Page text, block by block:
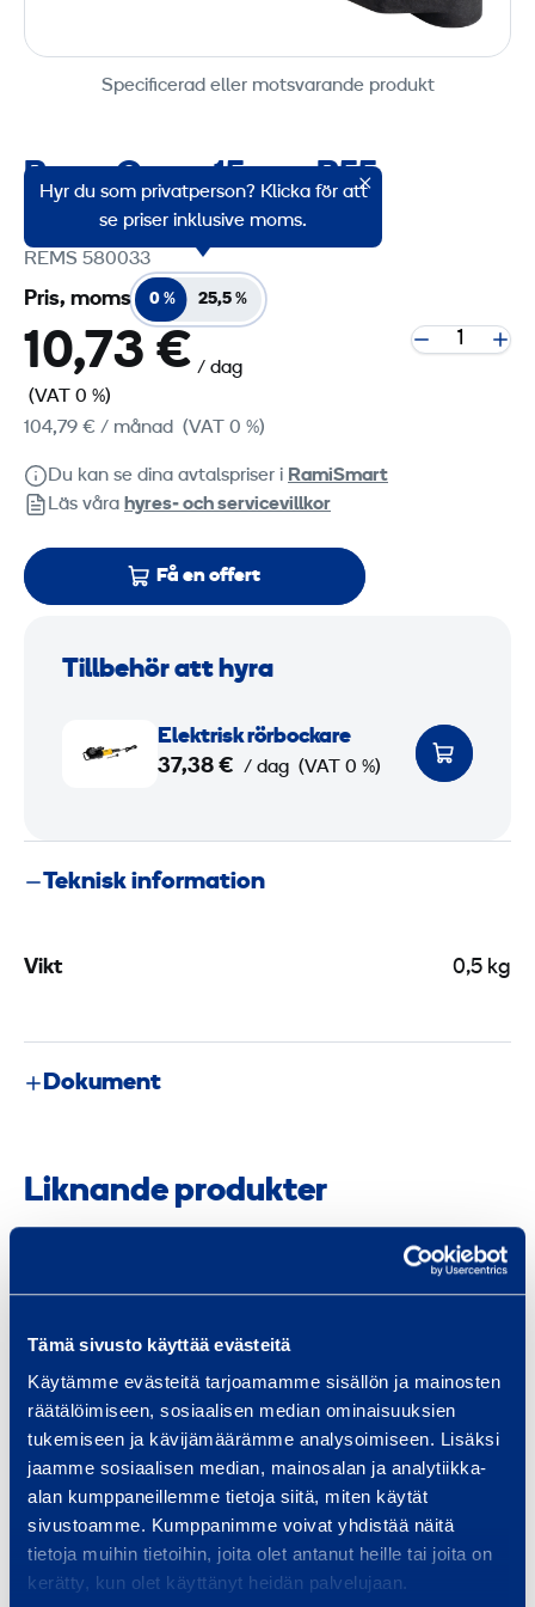
Tämä sivusto käyttää evästeitä
Käytämme evästeitä tarjoamamme sisällön ja mainosten
räätälöimiseen, sosiaalisen median ominaisuuksien
tukemiseen ja kävijämäärämme analysoimiseen. Lisäksi
jaamme sosiaalisen median, mainosalan ja analytiikka-
alan kumppaneillemme tietoja siitä, miten käytät
sivustoamme. Kumppanimme voivat yhdistää näitä
tietoja muihin tietoihin, joita olet antanut heille tai joita on
kerätty, kun olet käyttänyt heidän palvelujaan.
Specificerad eller motsvarande produkt
Rems Curvo 15 mm R55
Produktgruppskod: 8273515
REMS 580033
Hyr du som privatperson? Klicka för att
se priser inklusive moms.
Pris, moms 0 % 25,5 %
10,73 € / dag
(VAT 0 %)
104,79 € / månad (VAT 0 %)
Du kan se dina avtalspriser i RamiSmart
Läs våra hyres‑ och servicevillkor
Få en offert
Tillbehör att hyra
t
r
k
ö
r
k
e
Elektrisk rörbockare
37,38 € / dag (VAT 0 %)
Teknisk information
Vikt 0,5 kg
Dokument
Liknande produkter
R
e
C
u
r
v
o
1
Rems Curvo 18 mm
R70
REMS 580033